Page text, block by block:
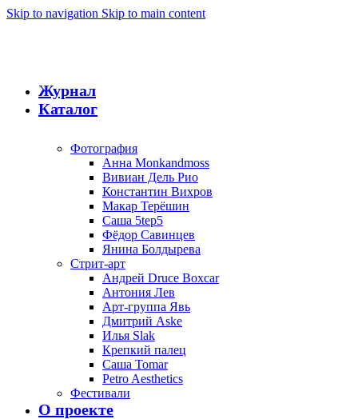
Skip to navigation Skip to main content
Журнал
Каталог
Фотография
Анна Monkandmoss
Вивиан Дель Рио
Константин Вихров
Макар Терёшин
Саша 5tep5
Фёдор Савинцев
Янина Болдырева
Стрит-арт
Андрей Druce Boxcar
Антония Лев
Арт-группа Явь
Дмитрий Aske
Илья Slak
Крепкий палец
Саша Tomar
Petro Aesthetics
Фестивали
О проекте